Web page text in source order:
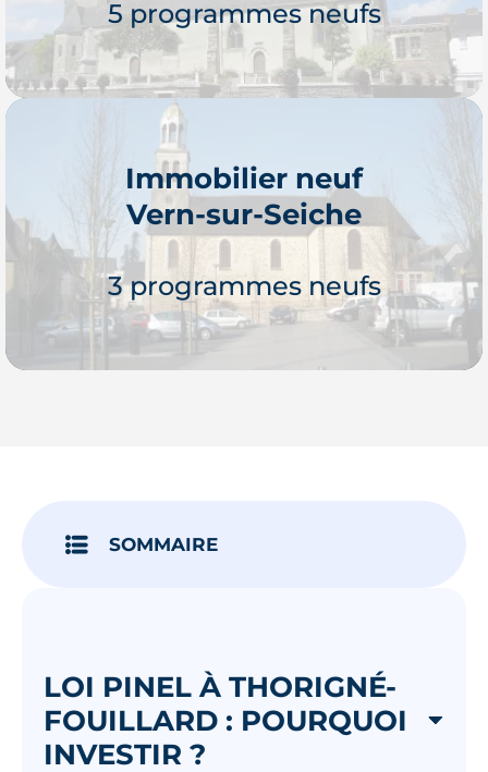
5 programmes neufs
Je découvre
Immobilier neuf
Vern-sur-Seiche
3 programmes neufs
SOMMAIRE
LOI PINEL À THORIGNÉ-
FOUILLARD : POURQUOI
INVESTIR ?